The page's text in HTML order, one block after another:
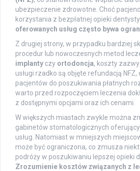
ubezpieczenie zdrowotne. Choć
korzystania z bezpłatnej opieki
oferowanych usług często bywa
Z drugiej strony, w przypadku bardziej
procedur lub nowoczesnych metod
implanty czy ortodoncja, koszty
usługi rzadko są objęte refundacją
pacjentów do poszukiwania płatnych
warto przed rozpoczęciem leczenia
z dostępnymi opcjami oraz ich cenami.
W większych miastach zwykle można
gabinetów stomatologicznych
usług. Natomiast w mniejszych
może być ograniczona, co zmusza
podróży w poszukiwaniu lepszej opieki
Zrozumienie kosztów związanych z